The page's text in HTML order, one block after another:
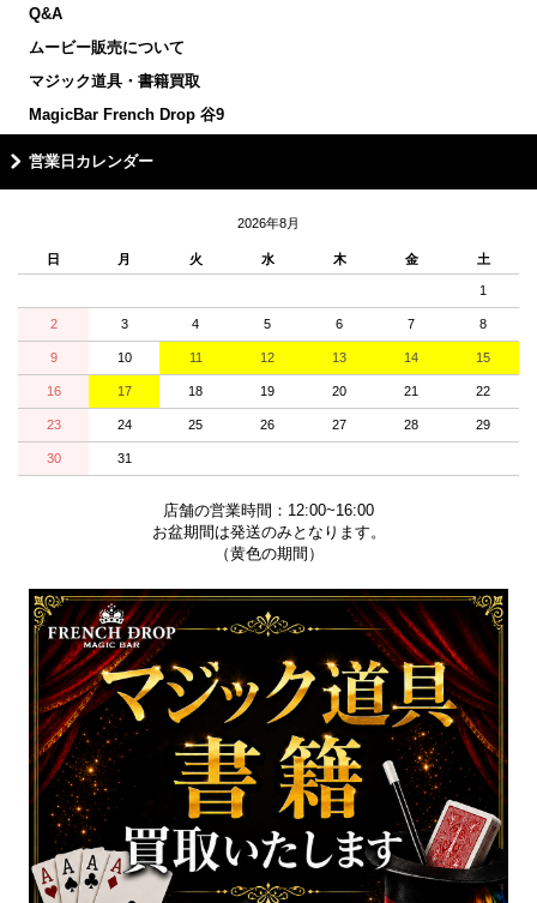
Q&A
ムービー販売について
マジック道具・書籍買取
MagicBar French Drop 谷9
営業日カレンダー
2026年8月
日 月 火 水 木 金 土
1
2 3 4 5 6 7 8
9 10 11 12 13 14 15
16 17 18 19 20 21 22
23 24 25 26 27 28 29
30 31
店舗の営業時間：12:00~16:00
お盆期間は発送のみとなります。
（黄色の期間）